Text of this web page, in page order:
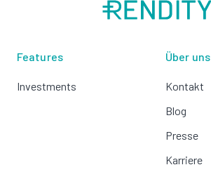
Features
Investments
Über uns
Kontakt
Blog
Presse
Karriere